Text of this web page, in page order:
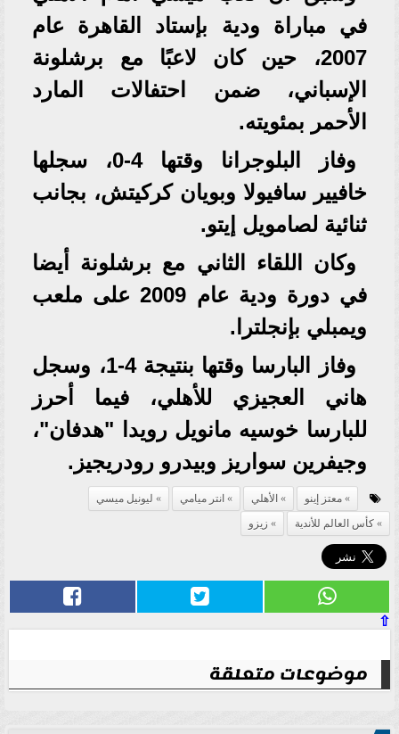
في مباراة ودية بإستاد القاهرة عام
2007، حين كان لاعبًا مع برشلونة
الإسباني، ضمن احتفالات المارد
الأحمر بمئويته.
وفاز البلوجرانا وقتها 4-0، سجلها
خافيير سافيولا وبويان كركيتش، بجانب
ثنائية لصامويل إيتو.
وكان اللقاء الثاني مع برشلونة أيضا
في دورة ودية عام 2009 على ملعب
ويمبلي بإنجلترا.
وفاز البارسا وقتها بنتيجة 4-1، وسجل
هاني العجيزي للأهلي، فيما أحرز
للبارسا خوسيه مانويل رويدا "هدفان"،
وجيفرين سواريز وبيدرو رودريجيز.
معتز إينو الأهلي انتر ميامي
ليونيل ميسي
كأس العالم للأندية
زيزو
⇧
موضوعات متعلقة